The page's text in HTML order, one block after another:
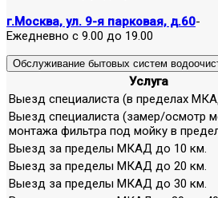
г.Москва, ул. 9-я парковая, д.60-
Ежедневно с 9.00 до 19.00
Обслуживание бытовых систем
Услуга
Выезд специалиста (в пределах
Выезд специалиста (замер/осмотр
монтажа фильтра под мойку в
Выезд за пределы МКАД до 10 км.
Выезд за пределы МКАД до 20 км.
Выезд за пределы МКАД до 30 км.